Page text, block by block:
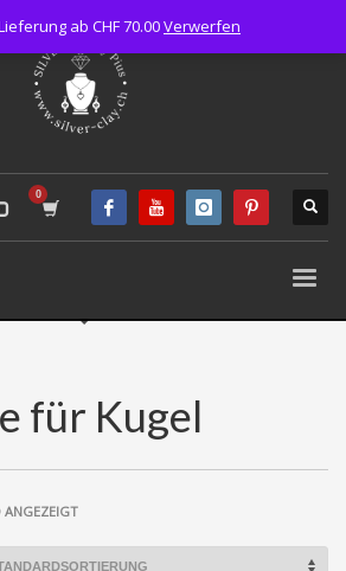
für Kugel
ANGEZEIGT
ab CHF 70.00Verwerfen